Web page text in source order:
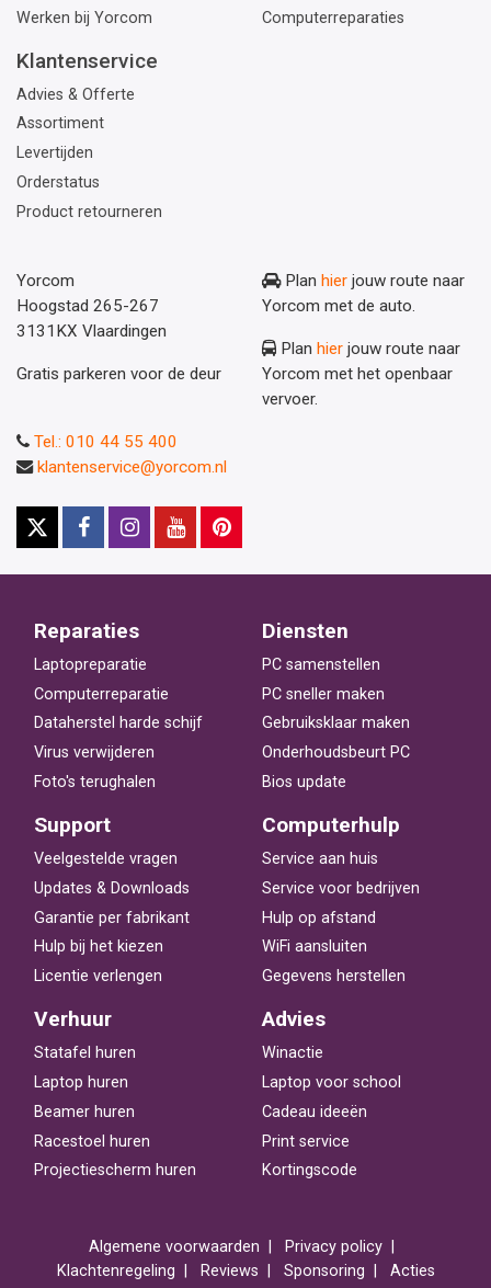
Werken bij Yorcom
Computerreparaties
Klantenservice
Advies & Offerte
Assortiment
Levertijden
Orderstatus
Product retourneren
Yorcom
Hoogstad 265-267
3131KX Vlaardingen
Gratis parkeren voor de deur
Plan hier jouw route naar
Yorcom met de auto.
Plan hier jouw route naar
Yorcom met het openbaar
vervoer.
Tel.: 010 44 55 400
klantenservice@yorcom.nl
Reparaties
Laptopreparatie
Computerreparatie
Dataherstel harde schijf
Virus verwijderen
Foto's terughalen
Diensten
PC samenstellen
PC sneller maken
Gebruiksklaar maken
Onderhoudsbeurt PC
Bios update
Support
Veelgestelde vragen
Updates & Downloads
Garantie per fabrikant
Hulp bij het kiezen
Licentie verlengen
Computerhulp
Service aan huis
Service voor bedrijven
Hulp op afstand
WiFi aansluiten
Gegevens herstellen
Verhuur
Statafel huren
Laptop huren
Beamer huren
Racestoel huren
Projectiescherm huren
Advies
Winactie
Laptop voor school
Cadeau ideeën
Print service
Kortingscode
Algemene voorwaarden
Privacy policy
Klachtenregeling
Reviews Sponsoring Acties